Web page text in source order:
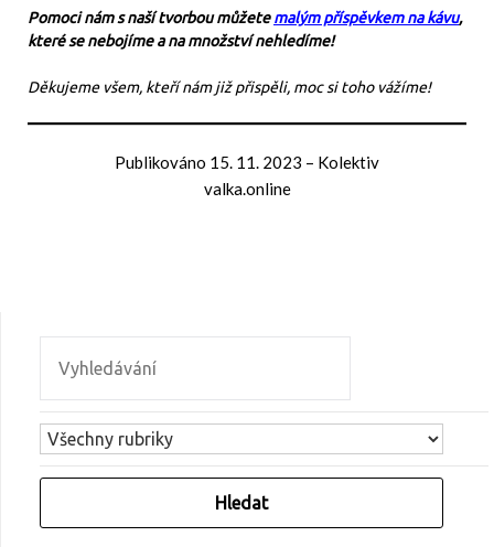
Pomoci nám s naší tvorbou můžetemalým příspěvkem na kávu,
které se nebojíme a na množství nehledíme!
Děkujeme všem, kteří nám již přispěli, moc si toho vážíme!
Publikováno 15. 11. 2023 – Kolektiv
valka.online